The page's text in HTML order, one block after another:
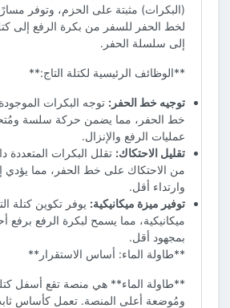
(البكرات) مثبتة على الحزم، وتوفر
لخط الحفر للسفر من بكرة الرفع إلى
إلى سلسلة الحفر.
**الوظائف الرئيسية لكتلة التاج:**
توجيه خط الحفر: توجه البكرات
خط الحفر، مما يضمن حركة سلسة
عمليات الرفع والإنزال.
تقليل الاحتكاك: تقلل البكرات المتعددة
من الاحتكاك على خط الحفر، مما يؤدي
وارتداء أقل.
توفير ميزة ميكانيكية: يوفر تكوين كتلة
ميكانيكية، مما يسمح لبكرة الرفع برفع
بمجهود أقل.
**طاولة الماء: أساس الاستقرار**
**طاولة الماء** هي منصة تقع أسفل
ومُوضعة أعلى المنصة. تعمل كأساس